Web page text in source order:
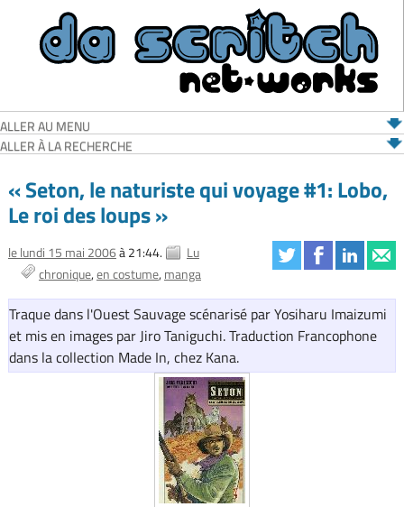
ALLER AU MENU
ALLER À LA RECHERCHE
« Seton, le naturiste qui voyage #1: Lobo,
Le roi des loups »
le lundi 15 mai 2006à 21:44.
Lu
chronique en costume manga
Traque dans l'Ouest Sauvage scénarisé par Yosiharu Imaizumi
et mis en images par Jiro Taniguchi. Traduction Francophone
dans la collection Made In, chez Kana.